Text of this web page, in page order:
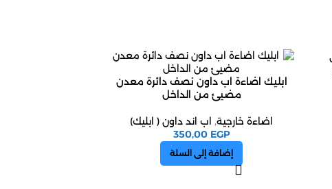
ابليك اضاءة اب داون نصف دائرة معدن
مضيئ من الداخل
اضاءة خارجية, اب اند داون ( ابليك)
350,00 EGP
إضافة إلى السلة